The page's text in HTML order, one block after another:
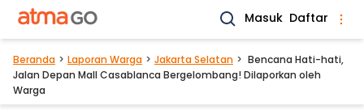
Masuk Daftar
Beranda Laporan Warga Jakarta Selatan
Bencana Hati-hati,
Jalan Depan Mall Casablanca Bergelombang! Dilaporkan oleh
Warga